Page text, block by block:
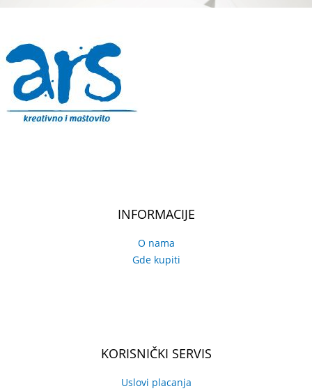
INFORMACIJE
O nama
Gde kupiti
KORISNIČKI SERVIS
Uslovi placanja